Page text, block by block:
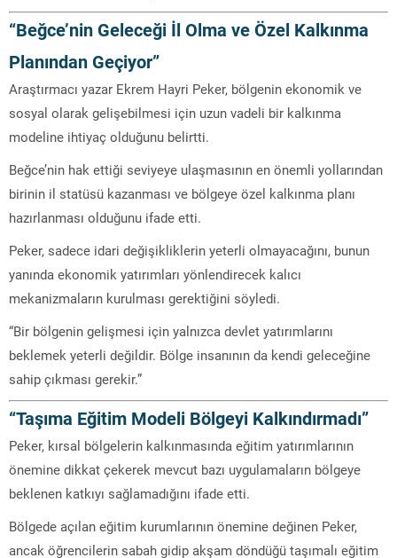
“Beğce’nin Geleceği İl Olma ve Özel Kalkınma
Planından Geçiyor”
Araştırmacı yazar Ekrem Hayri Peker, bölgenin ekonomik ve
sosyal olarak gelişebilmesi için uzun vadeli bir kalkınma
modeline ihtiyaç olduğunu belirtti.
Beğce’nin hak ettiği seviyeye ulaşmasının en önemli yollarından
birinin il statüsü kazanması ve bölgeye özel kalkınma planı
hazırlanması olduğunu ifade etti.
Peker, sadece idari değişikliklerin yeterli olmayacağını, bunun
yanında ekonomik yatırımları yönlendirecek kalıcı
mekanizmaların kurulması gerektiğini söyledi.
“Bir bölgenin gelişmesi için yalnızca devlet yatırımlarını
beklemek yeterli değildir. Bölge insanının da kendi geleceğine
sahip çıkması gerekir.”
“Taşıma Eğitim Modeli Bölgeyi Kalkındırmadı”
Peker, kırsal bölgelerin kalkınmasında eğitim yatırımlarının
önemine dikkat çekerek mevcut bazı uygulamaların bölgeye
beklenen katkıyı sağlamadığını ifade etti.
Bölgede açılan eğitim kurumlarının önemine değinen Peker,
ancak öğrencilerin sabah gidip akşam döndüğü taşımalı eğitim